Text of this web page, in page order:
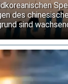
des
sind
für